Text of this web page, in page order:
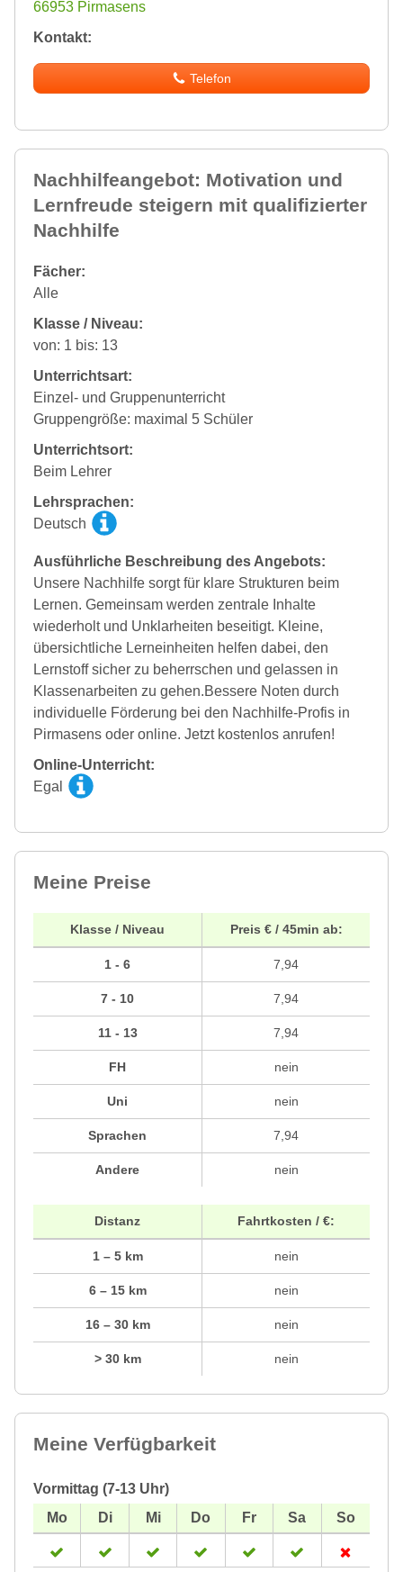
66953 Pirmasens
Kontakt:
Telefon
Nachhilfeangebot: Motivation und
Lernfreude steigern mit qualifizierter
Nachhilfe
Fächer:
Alle
Klasse / Niveau:
von: 1 bis: 13
Unterrichtsart:
Einzel- und Gruppenunterricht
Gruppengröße: maximal 5 Schüler
Unterrichtsort:
Beim Lehrer
Lehrsprachen:
Deutsch
Ausführliche Beschreibung des Angebots:
Unsere Nachhilfe sorgt für klare Strukturen beim
Lernen. Gemeinsam werden zentrale Inhalte
wiederholt und Unklarheiten beseitigt. Kleine,
übersichtliche Lerneinheiten helfen dabei, den
Lernstoff sicher zu beherrschen und gelassen in
Klassenarbeiten zu gehen.Bessere Noten durch
individuelle Förderung bei den Nachhilfe-Profis in
Pirmasens oder online. Jetzt kostenlos anrufen!
Online-Unterricht:
Egal
Meine Preise
Klasse / Niveau
1 - 6
7 - 10
11 - 13
FH
Uni
Sprachen
Andere
Preis € / 45min ab:
7,94
7,94
7,94
nein
nein
7,94
nein
Distanz
1 – 5 km
6 – 15 km
16 – 30 km
> 30 km
Fahrtkosten / €:
nein
nein
nein
nein
Meine Verfügbarkeit
Vormittag (7-13 Uhr)